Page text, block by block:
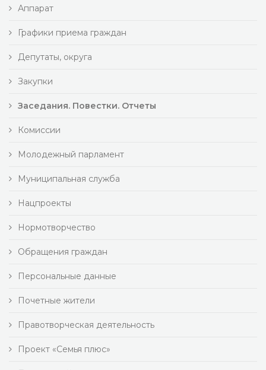
Аппарат
Графики приема граждан
Депутаты, округа
Закупки
Заседания. Повестки. Отчеты
Комиссии
Молодежный парламент
Муниципальная служба
Нацпроекты
Нормотворчество
Обращения граждан
Персональные данные
Почетные жители
Правотворческая деятельность
Проект «Семья плюс»